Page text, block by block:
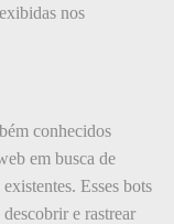
nos
conhecidos
em busca de
Esses bots
e rastrear